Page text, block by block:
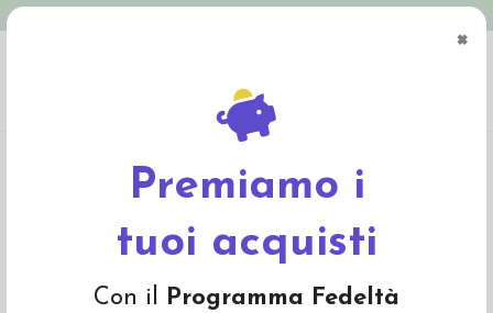
×
Premiamo i
tuoi acquisti
Con il Programma Fedeltà